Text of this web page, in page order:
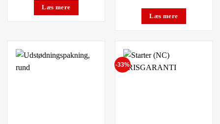
Læs mere
289,00 kr..
Læs mere
-33%